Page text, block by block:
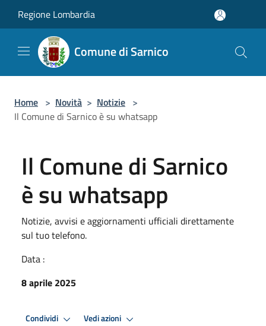
Regione Lombardia
Comune di Sarnico
Home > Novità > Notizie >
Il Comune di Sarnico è su whatsapp
Il Comune di Sarnico
è su whatsapp
Notizie, avvisi e aggiornamenti ufficiali direttamente
sul tuo telefono.
Data :
8 aprile 2025
Condividi Vedi azioni